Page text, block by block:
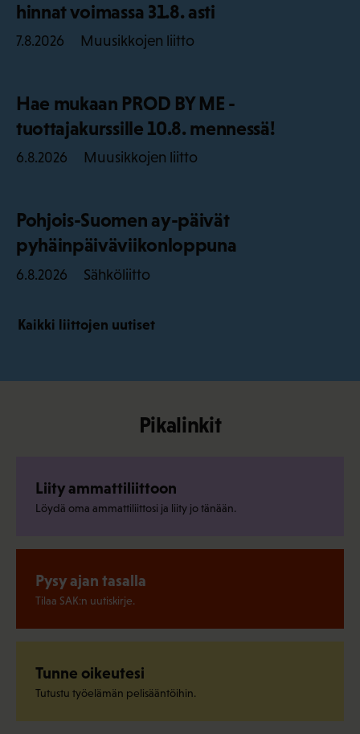
hinnat voimassa 31.8. asti
7.8.2026 Muusikkojen liitto
Hae mukaan PROD BY ME -
tuottajakurssille 10.8. mennessä!
6.8.2026 Muusikkojen liitto
Pohjois-Suomen ay-päivät
pyhäinpäiväviikonloppuna
6.8.2026 Sähköliitto
Kaikki liittojen uutiset
Pikalinkit
Liity ammattiliittoon
Löydä oma ammattiliittosi ja liity jo tänään.
Pysy ajan tasalla
Tilaa SAK:n uutiskirje.
Tunne oikeutesi
Tutustu työelämän pelisääntöihin.